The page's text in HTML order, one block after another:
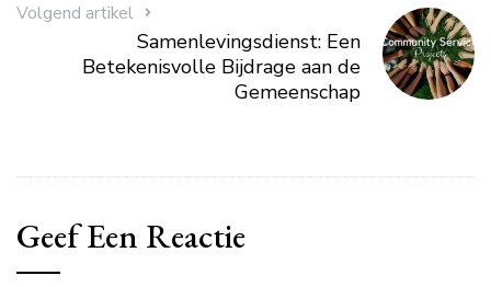
Volgend artikel
Samenlevingsdienst: Een
Betekenisvolle Bijdrage aan de
Gemeenschap
Geef Een Reactie